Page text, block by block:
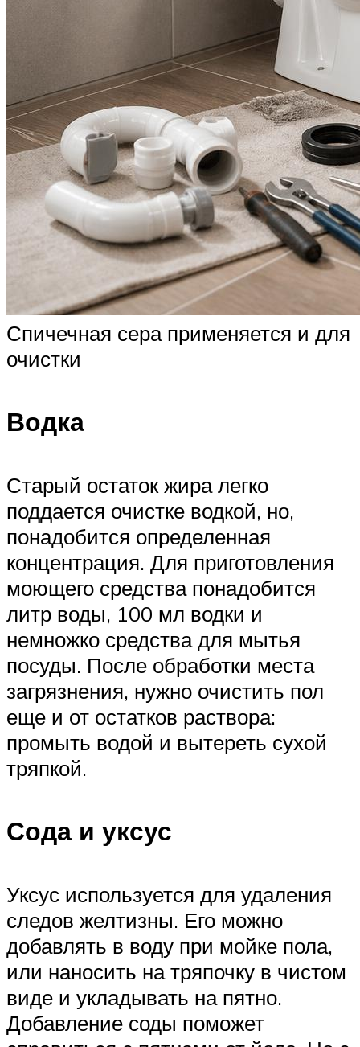
Спичечная сера применяется и для
очистки
Водка
Старый остаток жира легко
поддается очистке водкой, но,
понадобится определенная
концентрация. Для приготовления
моющего средства понадобится
литр воды, 100 мл водки и
немножко средства для мытья
посуды. После обработки места
загрязнения, нужно очистить пол
еще и от остатков раствора:
промыть водой и вытереть сухой
тряпкой.
Сода и уксус
Уксус используется для удаления
следов желтизны. Его можно
добавлять в воду при мойке пола,
или наносить на тряпочку в чистом
виде и укладывать на пятно.
Добавление соды поможет